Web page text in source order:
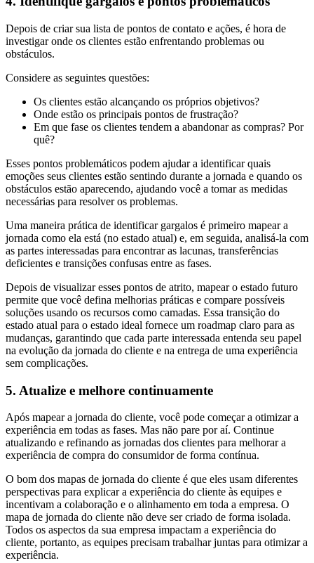
Depois de criar sua lista de pontos de contato e ações, é hora de
investigar onde os clientes estão enfrentando problemas ou
obstáculos.
Considere as seguintes questões:
Os clientes estão alcançando os próprios objetivos?
Onde estão os principais pontos de frustração?
Em que fase os clientes tendem a abandonar as compras? Por
quê?
Esses pontos problemáticos podem ajudar a identificar quais
emoções seus clientes estão sentindo durante a jornada e quando os
obstáculos estão aparecendo, ajudando você a tomar as medidas
necessárias para resolver os problemas.
Uma maneira prática de identificar gargalos é primeiro mapear a
jornada como ela está (no estado atual) e, em seguida, analisá-la com
as partes interessadas para encontrar as lacunas, transferências
deficientes e transições confusas entre as fases.
Depois de visualizar esses pontos de atrito, mapear o estado futuro
permite que você defina melhorias práticas e compare possíveis
soluções usando os recursos como camadas. Essa transição do
estado atual para o estado ideal fornece um roadmap claro para as
mudanças, garantindo que cada parte interessada entenda seu papel
na evolução da jornada do cliente e na entrega de uma experiência
sem complicações.
5. Atualize e melhore continuamente
Após mapear a jornada do cliente, você pode começar a otimizar a
experiência em todas as fases. Mas não pare por aí. Continue
atualizando e refinando as jornadas dos clientes para melhorar a
experiência de compra do consumidor de forma contínua.
O bom dos mapas de jornada do cliente é que eles usam diferentes
perspectivas para explicar a experiência do cliente às equipes e
incentivam a colaboração e o alinhamento em toda a empresa. O
mapa de jornada do cliente não deve ser criado de forma isolada.
Todos os aspectos da sua empresa impactam a experiência do
cliente, portanto, as equipes precisam trabalhar juntas para otimizar a
experiência.